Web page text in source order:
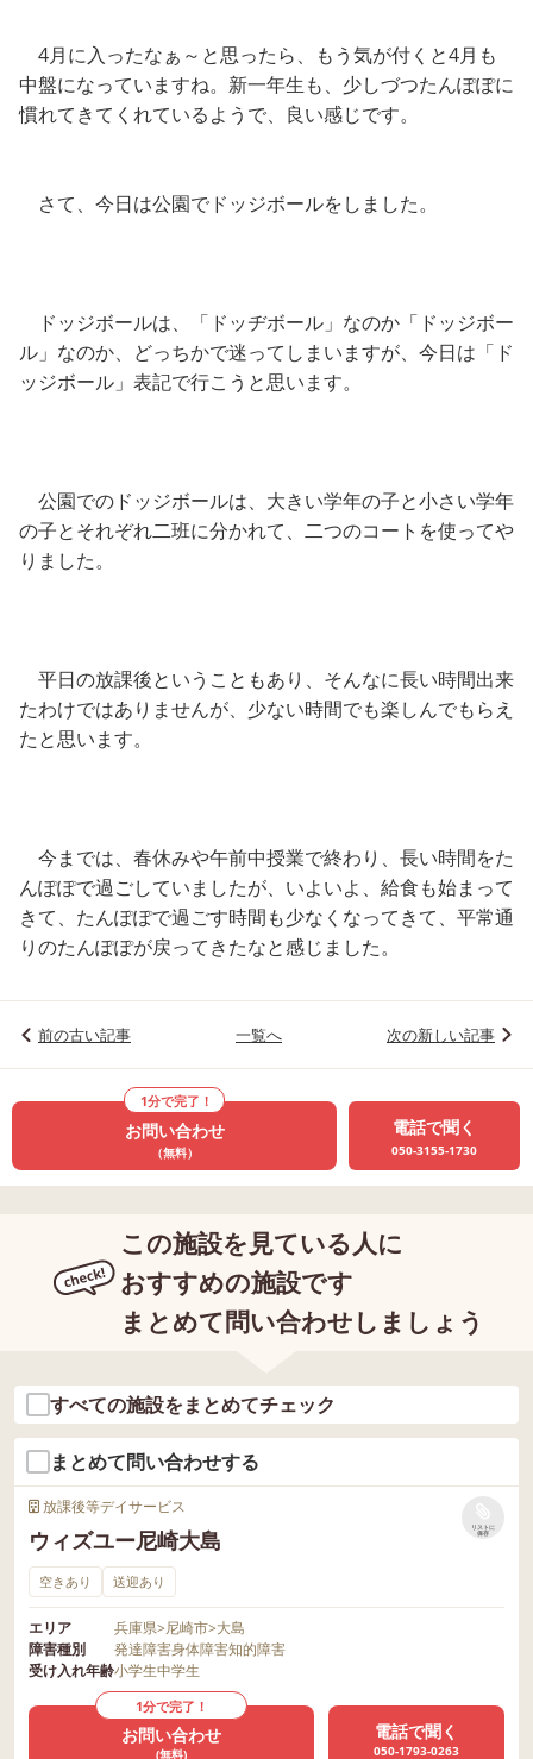
4月に入ったなぁ～と思ったら、もう気が付くと4月も
中盤になっていますね。新一年生も、少しづつたんぽぽに
慣れてきてくれているようで、良い感じです。
さて、今日は公園でドッジボールをしました。
ドッジボールは、「ドッヂボール」なのか「ドッジボー
ル」なのか、どっちかで迷ってしまいますが、今日は「ド
ッジボール」表記で行こうと思います。
公園でのドッジボールは、大きい学年の子と小さい学年
の子とそれぞれ二班に分かれて、二つのコートを使ってや
りました。
平日の放課後ということもあり、そんなに長い時間出来
たわけではありませんが、少ない時間でも楽しんでもらえ
たと思います。
今までは、春休みや午前中授業で終わり、長い時間をた
んぽぽで過ごしていましたが、いよいよ、給食も始まって
きて、たんぽぽで過ごす時間も少なくなってきて、平常通
りのたんぽぽが戻ってきたなと感じました。
前の古い記事 一覧へ 次の新しい記事
1分で完了！
お問い合わせ
（無料）
電話で聞く
050-3155-1730
この施設を見ている人に
おすすめの施設です
まとめて問い合わせしましょう
すべての施設をまとめてチェック
まとめて問い合わせする
放課後等デイサービス
ウィズユー尼崎大島
リストに
保存
空きあり 送迎あり
エリア 兵庫県>尼崎市>大島
障害種別
発達障害身体障害知的障害
受け入れ年齢小学生中学生
1分で完了！
お問い合わせ
(無料)
電話で聞く
050-1793-0263